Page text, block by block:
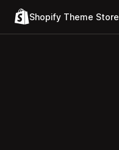
Shopify Theme Store